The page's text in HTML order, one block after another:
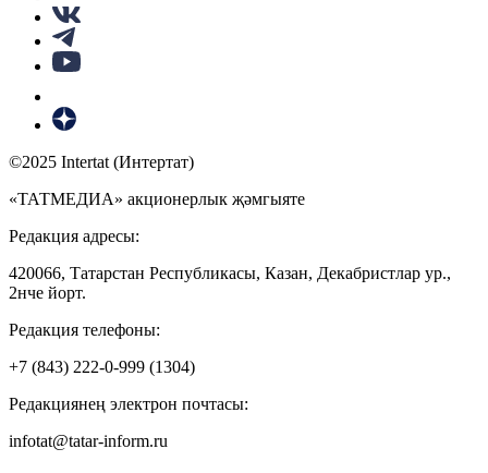
©2025 Intertat (Интертат)
«ТАТМЕДИА» акционерлык җәмгыяте
Редакция адресы:
420066, Татарстан Республикасы, Казан, Декабристлар ур.,
2нче йорт.
Редакция телефоны:
+7 (843) 222-0-999 (1304)
Редакциянең электрон почтасы:
infotat@tatar-inform.ru